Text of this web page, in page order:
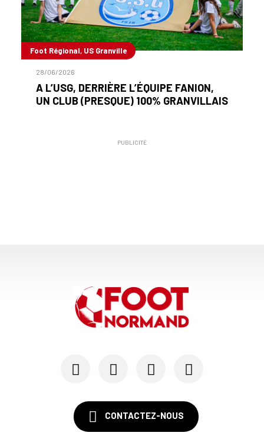
Foot Régional, US Granville
28/06/2026
A L’USG, DERRIÈRE L’ÉQUIPE FANION,
UN CLUB (PRESQUE) 100% GRANVILLAIS
PUBLICITÉ
CONTACTEZ-NOUS